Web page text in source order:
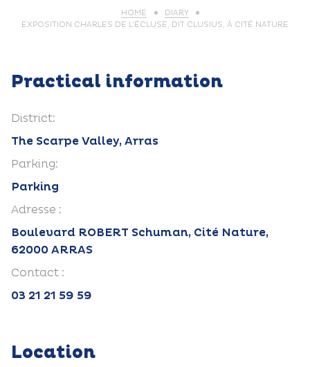
HOME
DIARY
EXPOSITION CHARLES DE L’ÉCLUSE, DIT CLUSIUS, À CITÉ NATURE
Practical information
District:
The Scarpe Valley, Arras
Parking:
Parking
Adresse :
Boulevard ROBERT Schuman, Cité Nature,
62000 ARRAS
Contact :
03 21 21 59 59
Location